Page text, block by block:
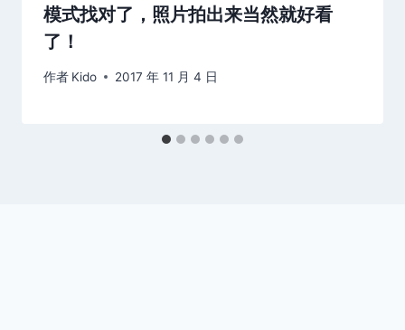
模式找对了，照片拍出来当然就好看
了！
作者 Kido 2017 年 11 月 4 日